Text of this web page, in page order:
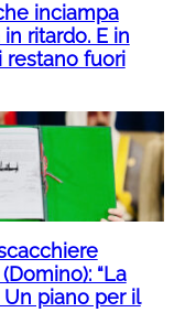
inciampa
ritardo. E in
restano fuori
“La
Un piano per il